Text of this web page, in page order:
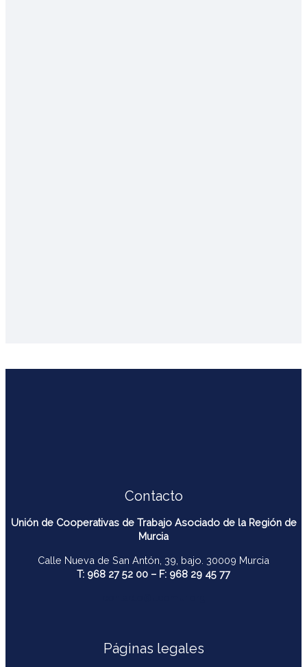
Contacto
Unión de Cooperativas de Trabajo Asociado de la Región de
Murcia
Calle Nueva de San Antón, 39, bajo. 30009 Murcia
T: 968 27 52 00 – F: 968 29 45 77
Páginas legales